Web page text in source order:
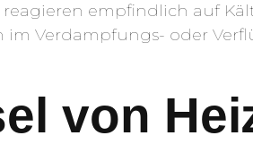
reagieren empfindlich auf
Verdampfungs- oder
von